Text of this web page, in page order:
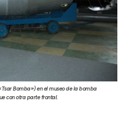
Bomba») en el museo de la bomba
con otra parte frontal.